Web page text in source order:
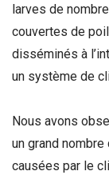
larves de
couvertes de
disséminés à
un système de
Nous avons
un grand
causées par le